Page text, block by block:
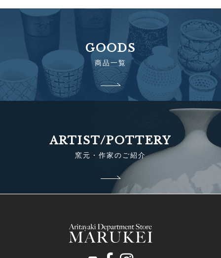
GOODS
商品一覧
ARTIST/POTTERY
窯元・作家のご紹介